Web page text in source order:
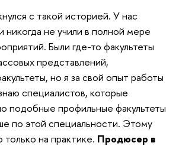
с такой историей. У нас
никогда не учили в полной мере
Были где-то факультеты
представлений,
но я за свой опыт работы
специалистов, которые
подобные профильные факультеты
по этой специальности. Этому
на практике. Продюсер в